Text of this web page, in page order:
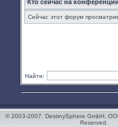
Кто сейчас на конференции
Сейчас этот форум
Найти:
© 2003-2007. DestinySphere GmbH,
Reserved.